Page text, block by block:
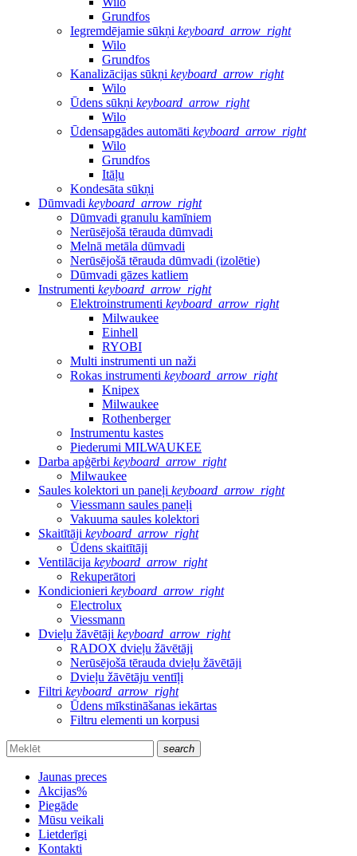
Grundfos
Iegremdējamie sūkņi keyboard_arrow_right
Wilo
Grundfos
Kanalizācijas sūkņi keyboard_arrow_right
Wilo
Ūdens sūkņi keyboard_arrow_right
Wilo
Ūdensapgādes automāti keyboard_arrow_right
Wilo
Grundfos
Itāļu
Kondesāta sūkņi
Dūmvadi keyboard_arrow_right
Dūmvadi granulu kamīniem
Nerūsējošā tērauda dūmvadi
Melnā metāla dūmvadi
Nerūsējošā tērauda dūmvadi (izolētie)
Dūmvadi gāzes katliem
Instrumenti keyboard_arrow_right
Elektroinstrumenti keyboard_arrow_right
Milwaukee
Einhell
RYOBI
Multi instrumenti un naži
Rokas instrumenti keyboard_arrow_right
Knipex
Milwaukee
Rothenberger
Instrumentu kastes
Piederumi MILWAUKEE
Darba apģērbi keyboard_arrow_right
Milwaukee
Saules kolektori un paneļi keyboard_arrow_right
Viessmann saules paneļi
Vakuuma saules kolektori
Skaitītāji keyboard_arrow_right
Ūdens skaitītāji
Ventilācija keyboard_arrow_right
Rekuperātori
Kondicionieri keyboard_arrow_right
Electrolux
Viessmann
Dvieļu žāvētāji keyboard_arrow_right
RADOX dvieļu žāvētāji
Nerūsējošā tērauda dvieļu žāvētāji
Dvieļu žāvētāju ventīļi
Filtri keyboard_arrow_right
Ūdens mīkstināšanas iekārtas
Filtru elementi un korpusi
search
Jaunas preces
Akcijas%
Piegāde
Mūsu veikali
Lietderīgi
Kontakti